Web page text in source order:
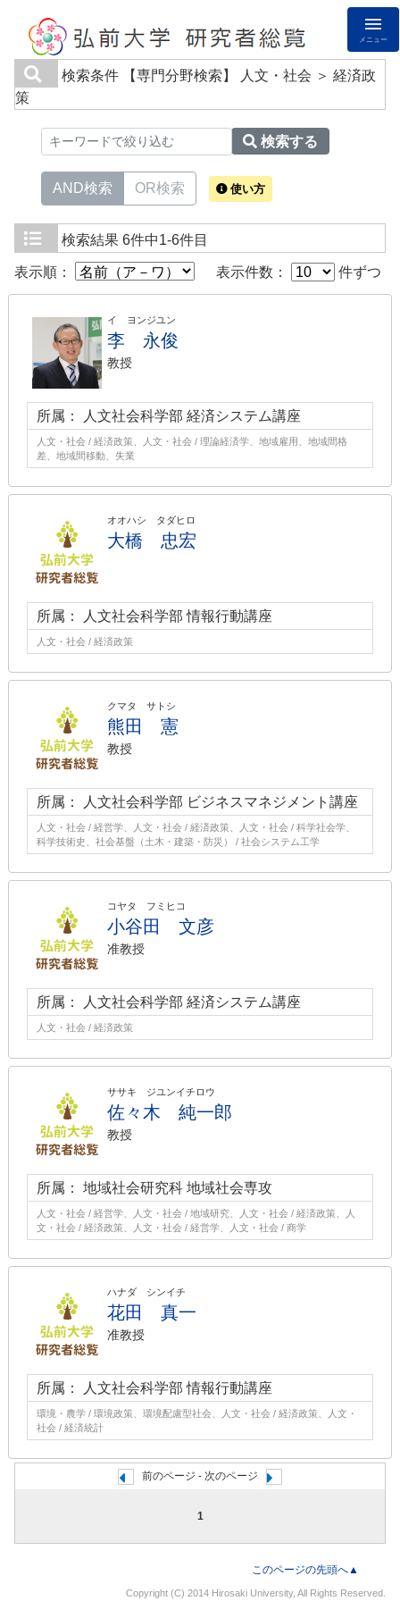
メニュー
検索条件
【専門分野検索】 人文・社会 ＞ 経済政
策
検索する
AND検索 OR検索 使い方
検索結果 6件中1-6件目
表示順： 表示件数： 件ずつ
イ ヨンジユン
李 永俊
教授
所属： 人文社会科学部 経済システム講座
人文・社会 / 経済政策、人文・社会 / 理論経済学、地域雇用、地域間格
差、地域間移動、失業
オオハシ タダヒロ
大橋 忠宏
所属： 人文社会科学部 情報行動講座
人文・社会 / 経済政策
クマタ サトシ
熊田 憲
教授
所属： 人文社会科学部 ビジネスマネジメント講座
人文・社会 / 経営学、人文・社会 / 経済政策、人文・社会 / 科学社会学、
科学技術史、社会基盤（土木・建築・防災） / 社会システム工学
コヤタ フミヒコ
小谷田 文彦
准教授
所属： 人文社会科学部 経済システム講座
人文・社会 / 経済政策
ササキ ジユンイチロウ
佐々木 純一郎
教授
所属： 地域社会研究科 地域社会専攻
人文・社会 / 経営学、人文・社会 / 地域研究、人文・社会 / 経済政策、人
文・社会 / 経済政策、人文・社会 / 経営学、人文・社会 / 商学
ハナダ シンイチ
花田 真一
准教授
所属： 人文社会科学部 情報行動講座
環境・農学 / 環境政策、環境配慮型社会、人文・社会 / 経済政策、人文・
社会 / 経済統計
前のページ - 次のページ
1
このページの先頭へ▲
Copyright (C) 2014 Hirosaki University, All Rights Reserved.